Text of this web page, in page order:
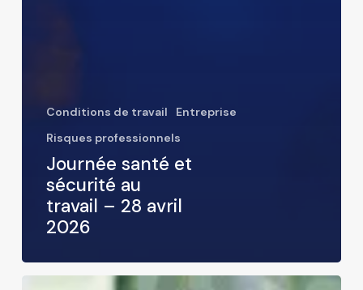
Conditions de travail
Entreprise
Risques professionnels
Journée santé et
sécurité au
travail – 28 avril
2026